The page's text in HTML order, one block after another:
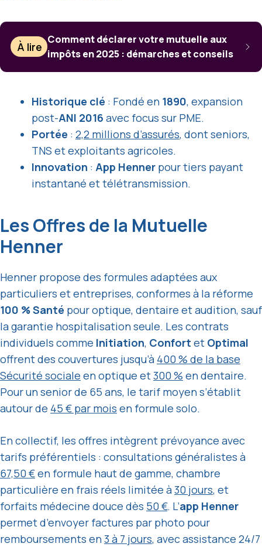
À lire
Comment déclarer votre mutuelle aux
impôts en 2025 : démarches et conseils
Historique clé : Fondé en 1890, expansion
post-ANI 2016 avec focus sur PME.
Portée : 2,2 millions d’assurés, dont seniors,
TNS et exploitants agricoles.
Innovation : App Henner pour tiers payant
instantané et télétransmission.
Les Offres de la Mutuelle
Henner
Henner propose des formules adaptées aux
particuliers et entreprises, conformes à la réforme
100 % Santé pour optique, dentaire et audition, sauf
la garantie hospitalisation seule. Les contrats
individuels comme Initiation, Confort et Optimal
offrent des couvertures jusqu’à 400 % de la base
Sécurité sociale en optique et300 % en dentaire.
Pour un senior de 65 ans, le tarif moyen s’établit
autour de 45 € par mois en formule solo.
En collectif, les offres intègrent prévoyance avec
tarifs préférentiels : consultations généralistes à
67,50 €en formule haut de gamme, chambre
particulière en frais réels limitée à30 jours, et
forfaits médecine douce dès 50 €. L’app Henner
permet d’envoyer factures par photo pour
remboursements en3 à 7 jours, avec assistance 24/7